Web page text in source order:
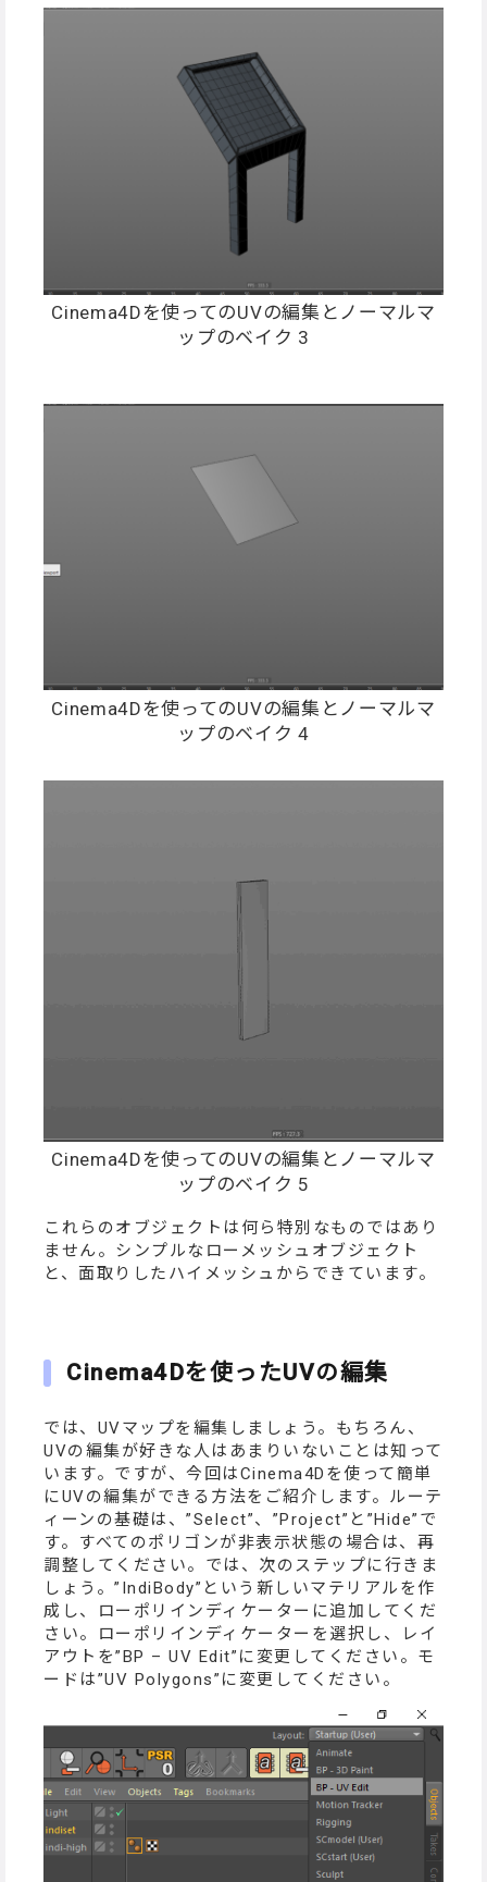
Cinema4Dを使ってのUVの編集とノーマルマ
ップのベイク 3
Cinema4Dを使ってのUVの編集とノーマルマ
ップのベイク 4
Cinema4Dを使ってのUVの編集とノーマルマ
ップのベイク 5
これらのオブジェクトは何ら特別なものではあり
ません。シンプルなローメッシュオブジェクト
と、面取りしたハイメッシュからできています。
Cinema4Dを使ったUVの編集
では、UVマップを編集しましょう。もちろん、
UVの編集が好きな人はあまりいないことは知って
います。ですが、今回はCinema4Dを使って簡単
にUVの編集ができる方法をご紹介します。ルーテ
ィーンの基礎は、”Select”、”Project”と”Hide”で
す。すべてのポリゴンが非表示状態の場合は、再
調整してください。では、次のステップに行きま
しょう。”IndiBody”という新しいマテリアルを作
成し、ローポリインディケーターに追加してくだ
さい。ローポリインディケーターを選択し、レイ
アウトを”BP – UV Edit”に変更してください。モ
ードは”UV Polygons”に変更してください。